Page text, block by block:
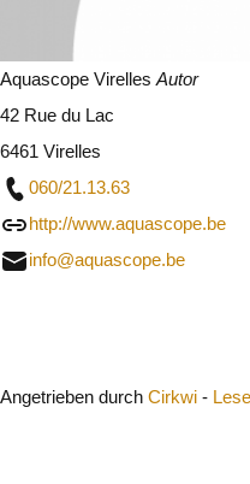
Aquascope Virelles Autor
42 Rue du Lac
6461 Virelles
060/21.13.63
http://www.aquascope.be
info@aquascope.be
Angetrieben durch Cirkwi -